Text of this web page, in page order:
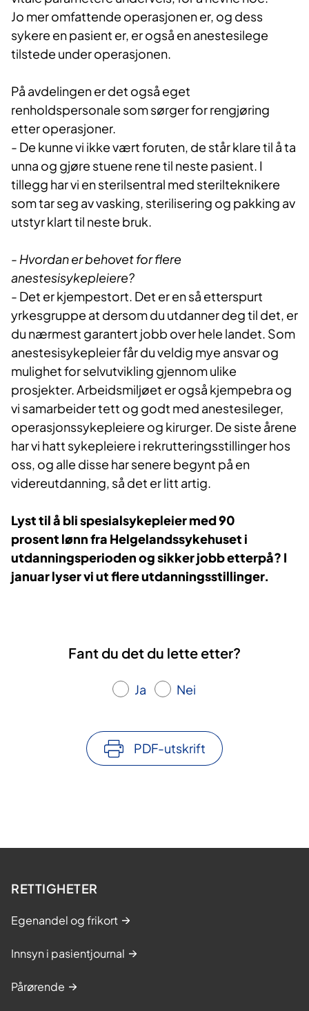
Jo mer omfattende operasjonen er, og dess
sykere en pasient er, er også en anestesilege
tilstede under operasjonen.
På avdelingen er det også eget
renholdspersonale som sørger for rengjøring
etter operasjoner.
- De kunne vi ikke vært foruten, de står klare til å ta
unna og gjøre stuene rene til neste pasient. I
tillegg har vi en sterilsentral med sterilteknikere
som tar seg av vasking, sterilisering og pakking av
utstyr klart til neste bruk.
- Hvordan er behovet for flere
anestesisykepleiere?
- Det er kjempestort. Det er en så etterspurt
yrkesgruppe at dersom du utdanner deg til det, er
du nærmest garantert jobb over hele landet. Som
anestesisykepleier får du veldig mye ansvar og
mulighet for selvutvikling gjennom ulike
prosjekter. Arbeidsmiljøet er også kjempebra og
vi samarbeider tett og godt med anestesileger,
operasjonssykepleiere og kirurger. De siste årene
har vi hatt sykepleiere i rekrutteringsstillinger hos
oss, og alle disse har senere begynt på en
videreutdanning, så det er litt artig.​​
Lyst til å bli spesialsykepleier med 90
prosent lønn fra Helgelandssykehuset i
utdanningsperioden og sikker jobb etterpå? I
januar lyser vi ut flere utdanningsstillinger.
Fant du det du lette etter?
Ja Nei
PDF-utskrift
RETTIGHETER
Egenandel og frikort
Innsyn i pasientjournal
Pårørende